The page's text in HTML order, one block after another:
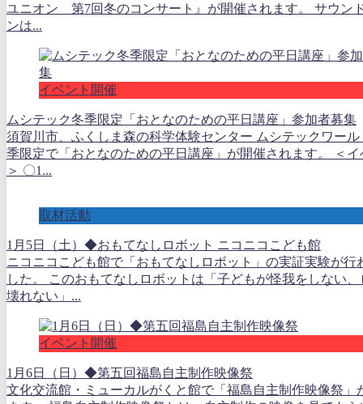
ユニオン 第7回冬のコンサート』が開催されます。 サウン
ンは...
イベント開催
ムシテック冬季限定「おとなのための平日講座」参加者募集
須賀川市、ふくしま森の科学体験センター ムシテックワー
季限定で「おとなのための平日講座」が開催されます。 ＜
＞ 〇1...
取材活動
1月5日（土）◆おもてなしロボット ニコニコこども館